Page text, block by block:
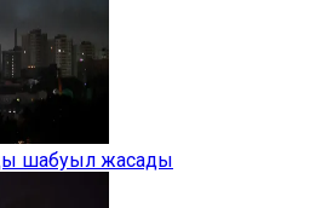
шабуыл жасады